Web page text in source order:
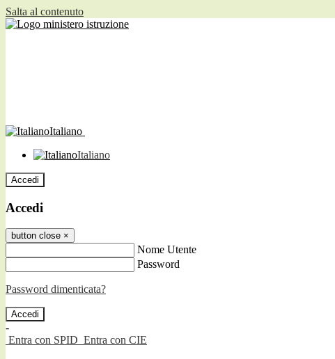
Salta al contenuto
Italiano
Italiano
Accedi
Accedi
button close ×
Nome Utente
Password
Password dimenticata?
-
Entra con SPID Entra con CIE